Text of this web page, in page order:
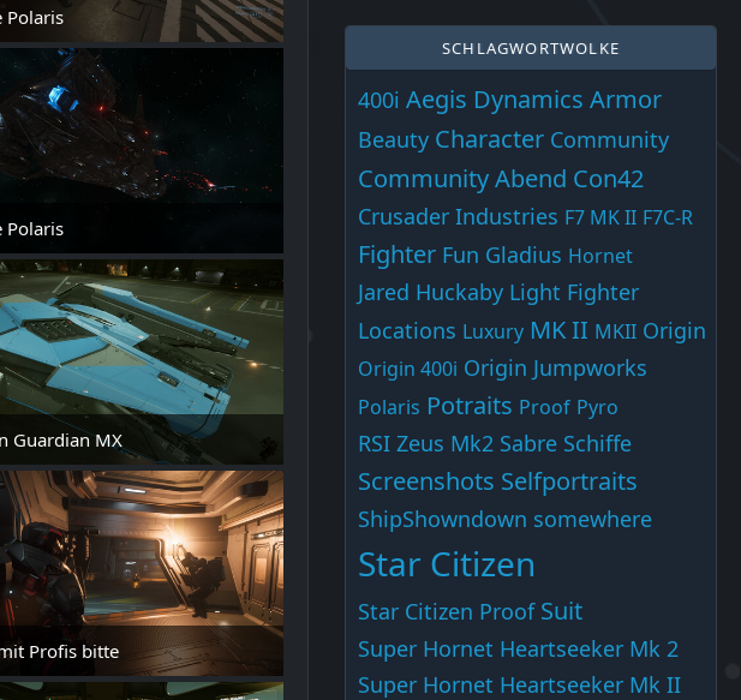
Polaris
24. Mai 2025 um 00:22
Polaris
24. Mai 2025 um 00:22
Guardian MX
Mai 2025 um 00:13
Profis bitte
Mai 2025 um 00:08
SCHLAGWORTWOLKE
400i Aegis Dynamics Armor
Beauty Character Community
Community Abend Con42
Crusader Industries F7 MK II F7C-R
Fighter Fun Gladius Hornet
Jared Huckaby Light Fighter
Locations Luxury MK II MKII Origin
Origin 400i Origin Jumpworks
Polaris Potraits Proof Pyro
RSI Zeus Mk2 Sabre Schiffe
Screenshots Selfportraits
ShipShowndown somewhere
Star Citizen
Star Citizen Proof Suit
Super Hornet Heartseeker Mk 2
Super Hornet Heartseeker Mk II